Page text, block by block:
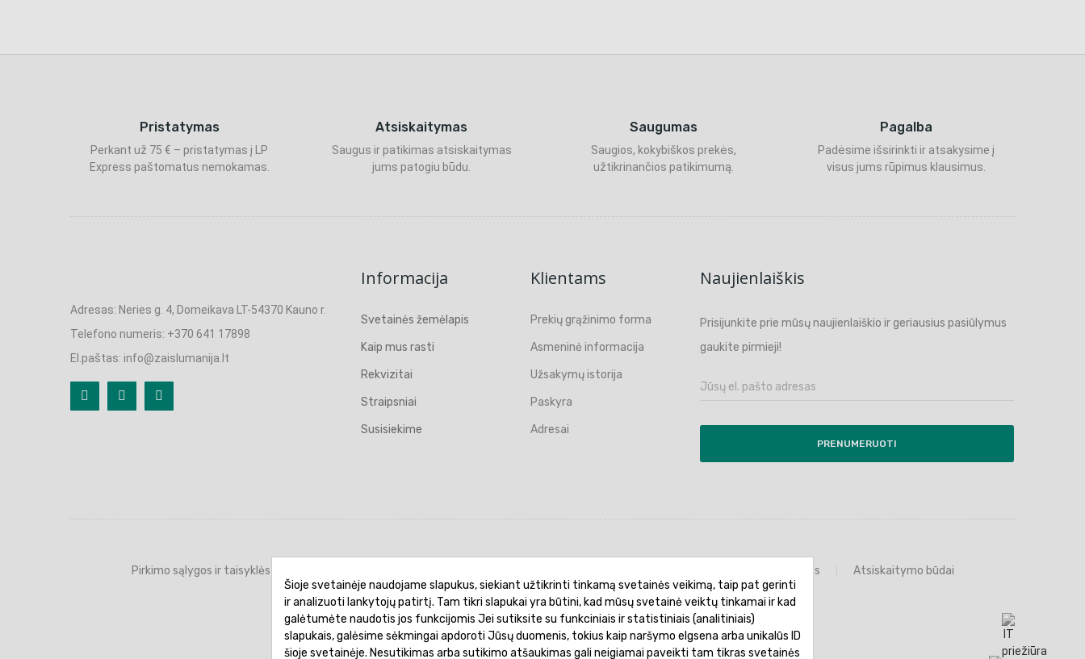
Pristatymas
Perkant už 75 € – pristatymas į LP
Express paštomatus nemokamas.
Atsiskaitymas
Saugus ir patikimas atsiskaitymas
jums patogiu būdu.
Saugumas
Saugios, kokybiškos prekės,
užtikrinančios patikimumą.
Pagalba
Padėsime išsirinkti ir atsakysime į
visus jums rūpimus klausimus.
Adresas: Neries g. 4, Domeikava LT-54370 Kauno r.
Telefono numeris: +370 641 17898
El.paštas: info@zaislumanija.lt
Informacija
Svetainės žemėlapis
Kaip mus rasti
Rekvizitai
Straipsniai
Susisiekime
Klientams
Prekių grąžinimo forma
Asmeninė informacija
Užsakymų istorija
Paskyra
Adresai
Naujienlaiškis
Prisijunkite prie mūsų naujienlaiškio ir geriausius pasiūlymus
gaukite pirmieji!
PRENUMERUOTI
Pirkimo sąlygos ir taisyklės Prekių grąžinimas
Atsiskaitymo būdai
Šioje svetainėje naudojame slapukus, siekiant užtikrinti tinkamą svetainės veikimą, taip pat gerinti
ir analizuoti lankytojų patirtį. Tam tikri slapukai yra būtini, kad mūsų svetainė veiktų tinkamai ir kad
galėtumėte naudotis jos funkcijomis Jei sutiksite su funkciniais ir statistiniais (analitiniais)
slapukais, galėsime sėkmingai apdoroti Jūsų duomenis, tokius kaip naršymo elgsena arba unikalūs ID
šioje svetainėje. Nesutikimas arba sutikimo atšaukimas gali neigiamai paveikti tam tikras svetainės